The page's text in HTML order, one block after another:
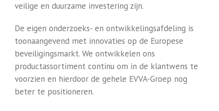
veilige en duurzame investering zijn.
De eigen onderzoeks- en ontwikkelingsafdeling is
toonaangevend met innovaties op de Europese
beveiligingsmarkt. We ontwikkelen ons
productassortiment continu om in de klantwens te
voorzien en hierdoor de gehele EVVA-Groep nog
beter te positioneren.